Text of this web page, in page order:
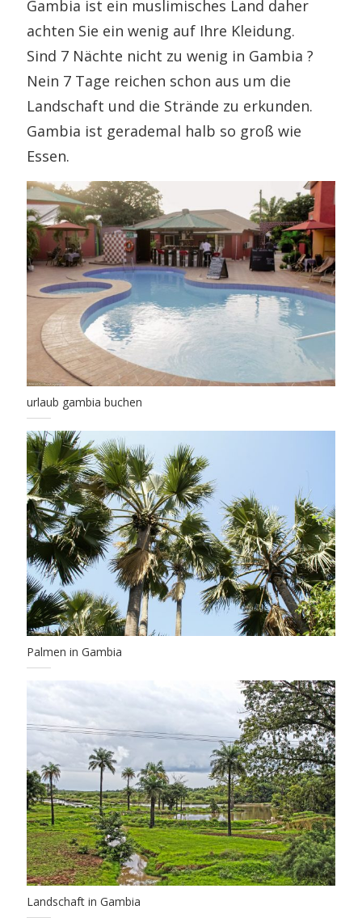
Gambia ist ein muslimisches Land daher
achten Sie ein wenig auf Ihre Kleidung.
Sind 7 Nächte nicht zu wenig in Gambia ?
Nein 7 Tage reichen schon aus um die
Landschaft und die Strände zu erkunden.
Gambia ist gerademal halb so groß wie
Essen.
urlaub gambia buchen
Palmen in Gambia
Landschaft in Gambia